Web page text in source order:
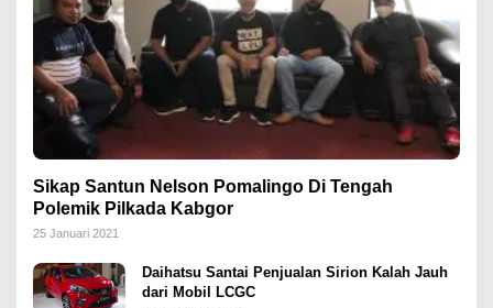
Sikap Santun Nelson Pomalingo Di Tengah
Polemik Pilkada Kabgor
25 Januari 2021
Daihatsu Santai Penjualan Sirion Kalah Jauh
dari Mobil LCGC